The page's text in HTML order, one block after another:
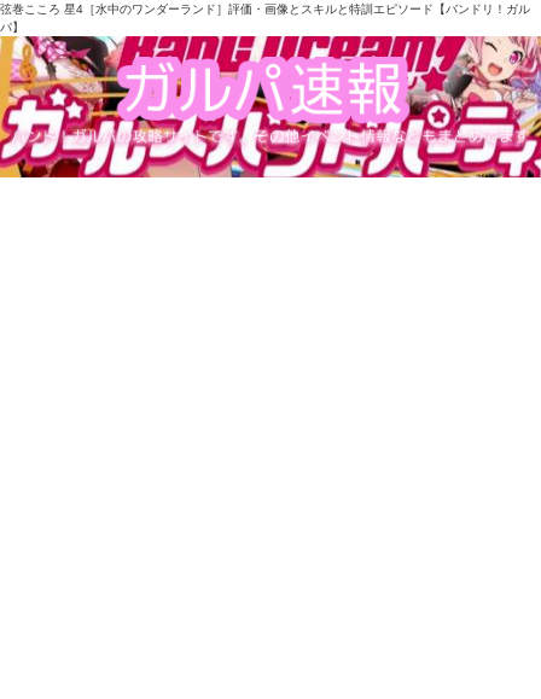
弦巻こころ 星4［水中のワンダーランド］評価・画像とスキルと特訓エピソード【バンドリ！ガル
パ】